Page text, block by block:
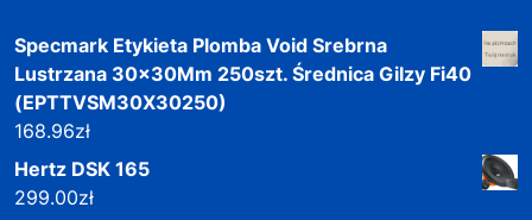
Specmark Etykieta Plomba Void Srebrna
Lustrzana 30x30Mm 250szt. Średnica Gilzy Fi40
(EPTTVSM30X30250)
168.96zł
Hertz DSK 165
299.00zł